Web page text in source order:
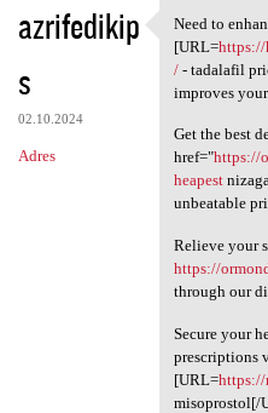
azrifedikip
s
02.10.2024
Adres
Need to
Need to
[URL=https://
/- tadalafil
improves
Get the best
href="https://
heapest
unbeatable
Relieve your
https://
through our
Secure your
prescriptions
[URL=https://
misoprostol[/